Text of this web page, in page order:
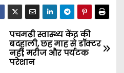
पचमढ़ी स्वास्थ्य केंद्र की
बदहाली, छह माह से डॉक्टर
नहीं; मरीज और पर्यटक
परेशान